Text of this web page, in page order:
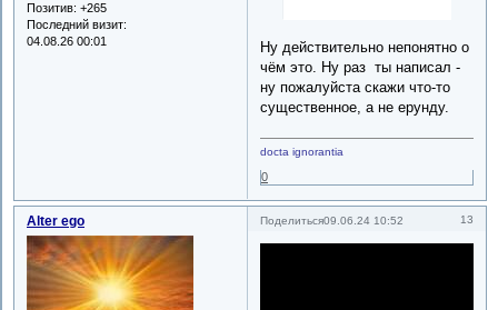
Позитив: +265
Последний визит:
04.08.26 00:01
Ну действительно непонятно о
чём это. Ну раз ты написал -
ну пожалуйста скажи что-то
существенное, а не ерунду.
docta ignorantia
0
Поделиться 13
09.06.24 10:52
Alter ego